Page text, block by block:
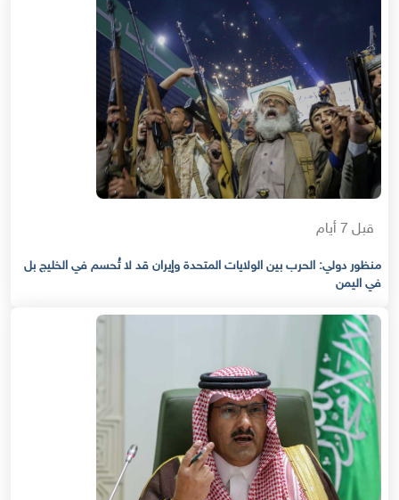
قبل 7 أيام
منظور دولي: الحرب بين الولايات المتحدة وإيران قد لا تُحسم في الخليج بل
في اليمن